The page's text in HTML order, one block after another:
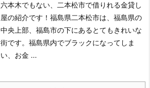
六本木でもない、二本松市で借りれる金貸し
屋の紹介です！ 福島県二本松市は、福島県の
中央上部、福島市の下にあるとてもきれいな
街です。 福島県内でブラックになってしま
い、お金 ...